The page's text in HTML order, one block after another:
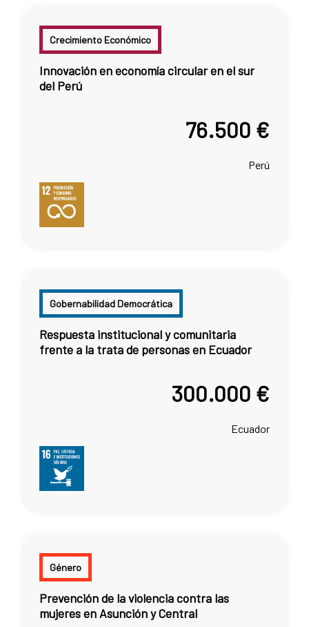
Crecimiento Económico
Innovación en economía circular en el sur
del Perú
76.500 €
Perú
Gobernabilidad Democrática
Respuesta institucional y comunitaria
frente a la trata de personas en Ecuador
300.000 €
Ecuador
Género
Prevención de la violencia contra las
mujeres en Asunción y Central